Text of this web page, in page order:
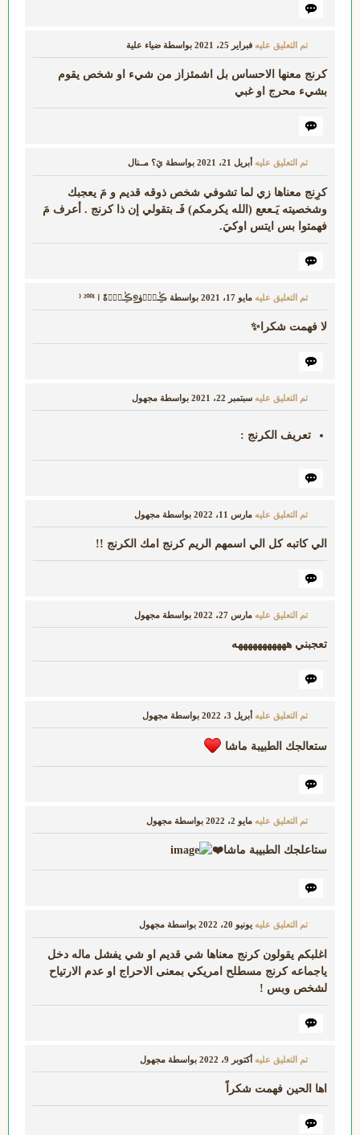
تم التعليق عليه فبراير 25، 2021 بواسطة ضياء علية
كرنج معنها الاحساس بل اشمئزاز من شيء او شخص يقوم
بشيء محرج او غبي
تم التعليق عليه أبريل 21، 2021 بواسطة يَ؟ مــنال
كرِنج معناها زي لما تشوفي شخص ذوقه قديم و مَ يعجبك
وشخصيته يَـععع (الله يكرمكم) فَـ بتقولي إن ذا كرنج . أعرف مَ
فهمتوا بس ايتس اوكيَ.
تم التعليق عليه مايو 17، 2021 بواسطة ڪِٰـﮧِۢﯛ̲୭ڪِٰـﮧِۢةً ⁞ ²⁰⁰¹ ⁽
لا فهمت شكرا✨
تم التعليق عليه سبتمبر 22، 2021 بواسطة مجهول
تعريف الكرنج :
تم التعليق عليه مارس 11، 2022 بواسطة مجهول
الي كاتبه كل الي اسمهم الريم كرنج امك الكرنج !!
تم التعليق عليه مارس 27، 2022 بواسطة مجهول
تعجبني هههههههههههه
تم التعليق عليه أبريل 3، 2022 بواسطة مجهول
ستعالجك الطبيبة ماشا
تم التعليق عليه مايو 2، 2022 بواسطة مجهول
ستاعلجك الطبيبة ماشا❤️
تم التعليق عليه يونيو 20، 2022 بواسطة مجهول
اغلبكم يقولون كرنج معناها شي قديم او شي يفشل ماله دخل
ياجماعه كرنج مسطلح امريكي بمعنى الاحراج او عدم الارتياح
لشخص وبس !
تم التعليق عليه أكتوبر 9، 2022 بواسطة مجهول
اها الحين فهمت شكراً